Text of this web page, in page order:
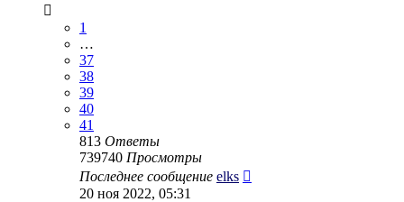
1
…
37
38
39
40
41
813 Ответы
739740 Просмотры
Последнее сообщение elks
20 ноя 2022, 05:31